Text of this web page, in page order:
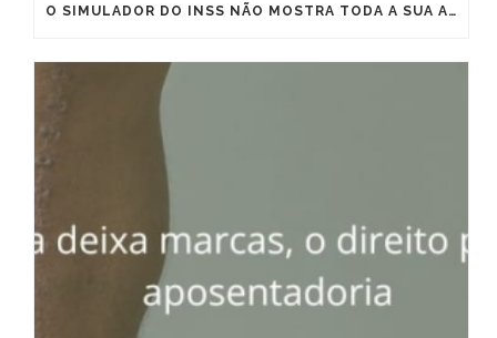
O SIMULADOR DO INSS NÃO MOSTRA TODA A SUA APOSENTADORIA